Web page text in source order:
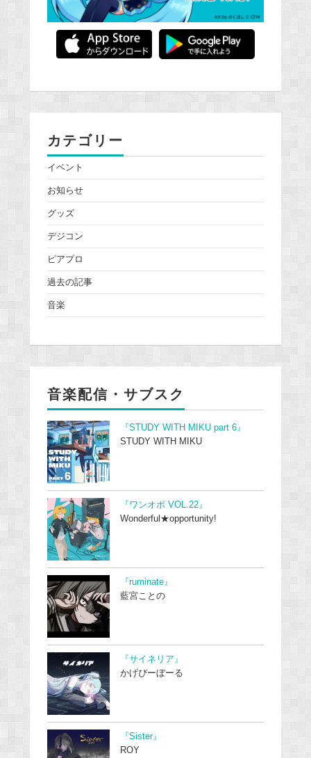
カテゴリー
イベント
お知らせ
グッズ
デジコン
ピアプロ
過去の記事
音楽
音楽配信・サブスク
『STUDY WITH MIKU part 6』
STUDY WITH MIKU
『ワンオポ VOL.22』
Wonderful★opportunity!
『ruminate』
藍宮ことの
『サイネリア』
かげぴーぼーる
『Sister』
ROY